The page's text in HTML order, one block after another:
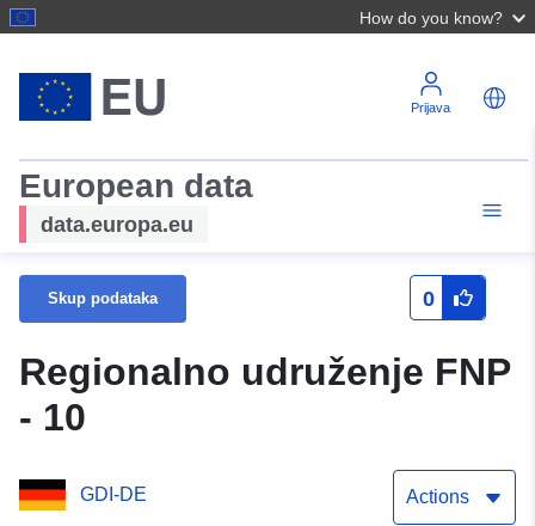
How do you know?
Prijava
European data
data.europa.eu
Skup podataka 0
Regionalno udruženje FNP
- 10
GDI-DE Actions